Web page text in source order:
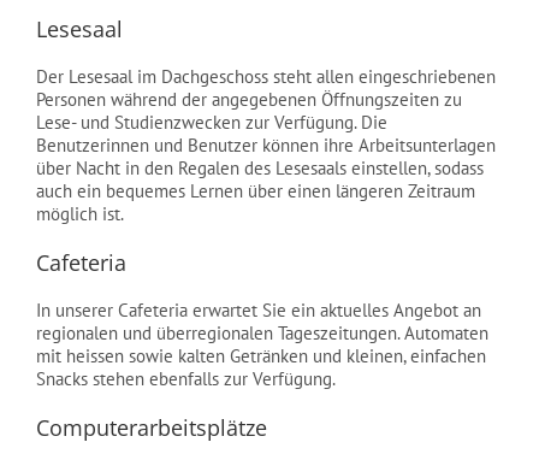
Lesesaal
Der Lesesaal im Dachgeschoss steht allen eingeschriebenen
Personen während der angegebenen Öffnungszeiten zu
Lese- und Studienzwecken zur Verfügung. Die
Benutzerinnen und Benutzer können ihre Arbeitsunterlagen
über Nacht in den Regalen des Lesesaals einstellen, sodass
auch ein bequemes Lernen über einen längeren Zeitraum
möglich ist.
Cafeteria
In unserer Cafeteria erwartet Sie ein aktuelles Angebot an
regionalen und überregionalen Tageszeitungen. Automaten
mit heissen sowie kalten Getränken und kleinen, einfachen
Snacks stehen ebenfalls zur Verfügung.
Computerarbeitsplätze